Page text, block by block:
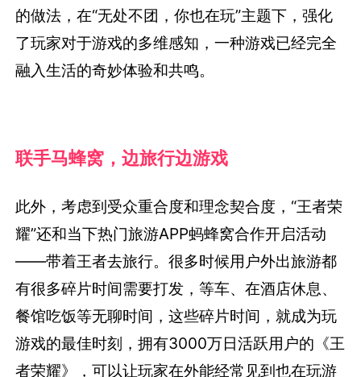
的做法，在“无处不团，你也在玩”主题下，强化
了玩家对于游戏的多维感知，一种游戏已经完全
融入生活的奇妙体验和共鸣。
联手马蜂窝，边旅行边游戏
此外，考虑到受众重合度和理念契合度，“王者荣
耀”还和当下热门旅游APP蚂蜂窝合作开启活动
——带着王者去旅行。很多时候用户外出旅游都
有很多碎片时间需要打发，等车、在酒店休息、
餐馆吃饭等无聊时间，这些碎片时间，就成为玩
游戏的最佳时刻，拥有3000万日活跃用户的《王
者荣耀》，可以让玩家在外能经常见到也在玩游